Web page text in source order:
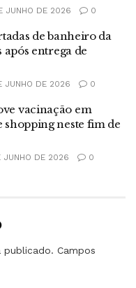
JUNHO DE 2026 0
de banheiro da
após entrega de
JUNHO DE 2026 0
vacinação em
shopping neste fim de
JUNHO DE 2026 0
publicado. Campos